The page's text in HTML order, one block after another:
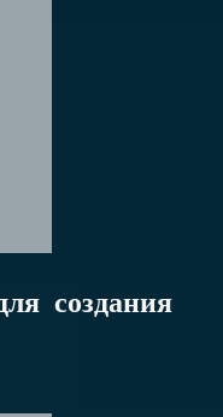
создания